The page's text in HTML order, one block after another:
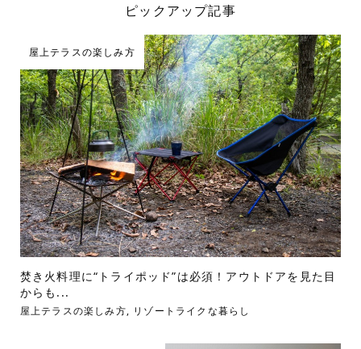
ピックアップ記事
屋上テラスの楽しみ方
焚き火料理に“トライポッド”は必須！アウトドアを見た目
からも...
屋上テラスの楽しみ方, リゾートライクな暮らし